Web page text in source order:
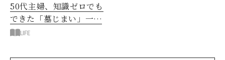
50代主婦、知識ゼロでも
できた「墓じまい」一つ
後悔したのは、ある順
LIFE